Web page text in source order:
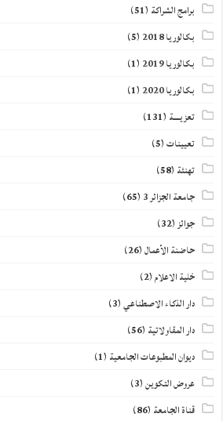
برامج الشراكة (51)
بكالوريا 2018
(5)
بكالوريا 2019
(1)
بكالوريا 2020
(1)
تعزيــــة (131)
تعيينات(5)
تهنئة (58)
جامعة الجزائر 3 (65)
جوائز(32)
حاضنة الأعمال(26)
خلية الاعلام(2)
دار الذكاء الاصطناعي(3)
دار المقاولاتية (56)
ديوان المطبوعات الجامعية (1)
عروض التكوين(3)
قناة الجامعة (86)